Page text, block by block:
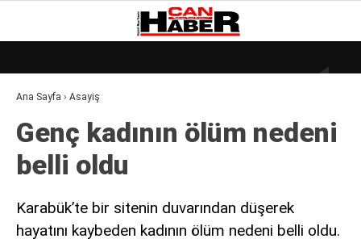
22.3°
GALERİ
DÜNYA
EKONOMI
KÜLÜR – SANAT
Ana Sayfa › Asayiş
Genç kadının ölüm nedeni
belli oldu
Karabük’te bir sitenin duvarından düşerek
hayatını kaybeden kadının ölüm nedeni belli oldu.